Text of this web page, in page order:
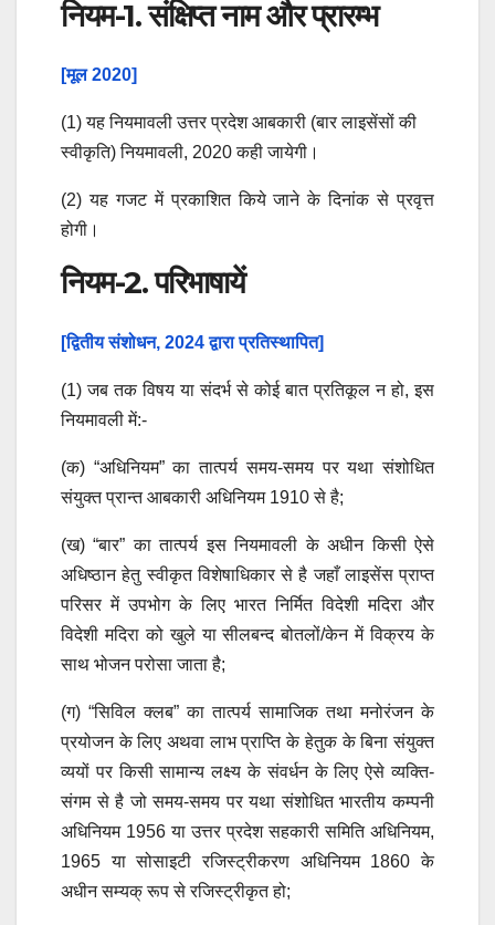
नियम-1. संक्षिप्त नाम और प्रारम्भ
[मूल 2020]
(1) यह नियमावली उत्तर प्रदेश आबकारी (बार लाइसेंसों की
स्वीकृति) नियमावली, 2020 कही जायेगी।
(2) यह गजट में प्रकाशित किये जाने के दिनांक से प्रवृत्त
होगी।
नियम-2. परिभाषायें
[द्वितीय संशोधन, 2024 द्वारा प्रतिस्थापित]
(1) जब तक विषय या संदर्भ से कोई बात प्रतिकूल न हो, इस
नियमावली में:-
(क) “अधिनियम” का तात्पर्य समय-समय पर यथा संशोधित
संयुक्त प्रान्त आबकारी अधिनियम 1910 से है;
(ख) “बार” का तात्पर्य इस नियमावली के अधीन किसी ऐसे
अधिष्ठान हेतु स्वीकृत विशेषाधिकार से है जहाँ लाइसेंस प्राप्त
परिसर में उपभोग के लिए भारत निर्मित विदेशी मदिरा और
विदेशी मदिरा को खुले या सीलबन्द बोतलों/केन में विक्रय के
साथ भोजन परोसा जाता है;
(ग) “सिविल क्लब” का तात्पर्य सामाजिक तथा मनोरंजन के
प्रयोजन के लिए अथवा लाभ प्राप्ति के हेतुक के बिना संयुक्त
व्ययों पर किसी सामान्य लक्ष्य के संवर्धन के लिए ऐसे व्यक्ति-
संगम से है जो समय-समय पर यथा संशोधित भारतीय कम्पनी
अधिनियम 1956 या उत्तर प्रदेश सहकारी समिति अधिनियम,
1965 या सोसाइटी रजिस्ट्रीकरण अधिनियम 1860 के
अधीन सम्यक् रूप से रजिस्ट्रीकृत हो;